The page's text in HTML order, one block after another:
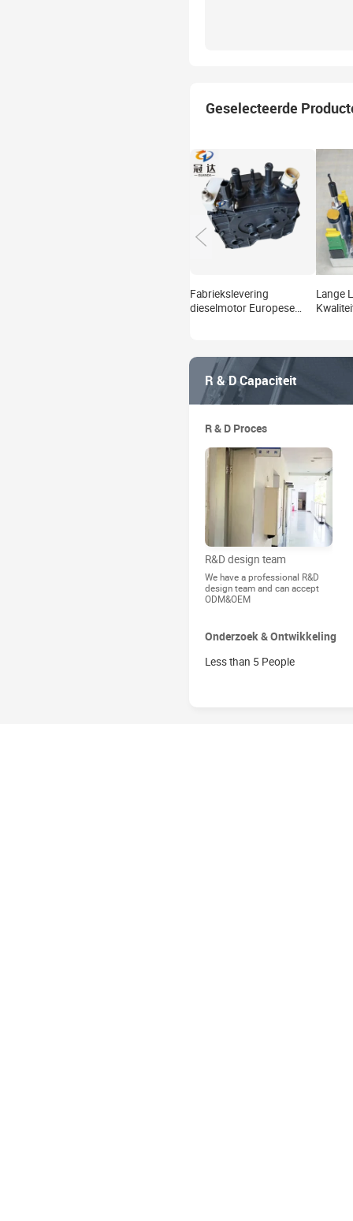
Geselecteerde
Fabriekslevering
dieselmotor Europese
5308708 528992
Lange
R & D Capaciteit
R & D Proces
R&D design team
We have a professional R&D
design team and can accept
ODM&OEM
Onderzoek & Ontwikkeling
Less than 5 People